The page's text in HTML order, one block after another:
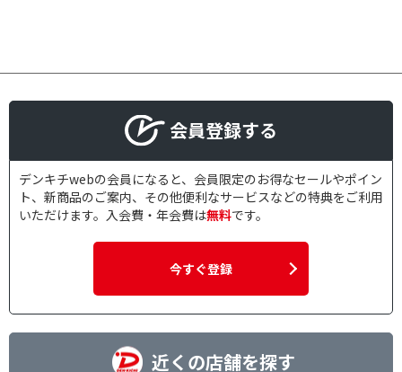
会員登録する
デンキチwebの会員になると、会員限定のお得なセールやポイン
ト、新商品のご案内、その他便利なサービスなどの特典をご利用
いただけます。入会費・年会費は無料です。
今すぐ登録
近くの店舗を探す